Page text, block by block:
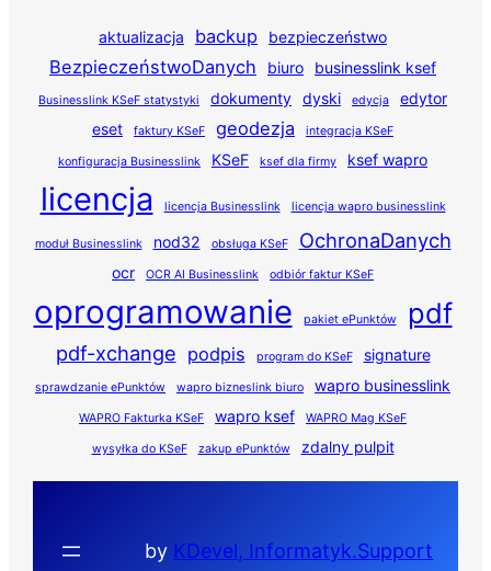
aktualizacja backup bezpieczeństwo
BezpieczeństwoDanych biuro businesslink ksef
Businesslink KSeF statystyki dokumenty dyski edycja
edytor
eset
faktury KSeF geodezja integracja KSeF
konfiguracja Businesslink KSeF ksef dla firmy ksef wapro
licencja licencja Businesslink licencja wapro businesslink
moduł Businesslink nod32 obsługa KSeF OchronaDanych
ocr OCR AI Businesslink odbiór faktur KSeF
oprogramowanie pakiet ePunktów pdf
pdf-xchange podpis program do KSeF signature
sprawdzanie ePunktów wapro bizneslink biuro wapro businesslink
WAPRO Fakturka KSeF wapro ksef WAPRO Mag KSeF
wysyłka do KSeF zakup ePunktów zdalny pulpit
by KDevel, Informatyk.Support